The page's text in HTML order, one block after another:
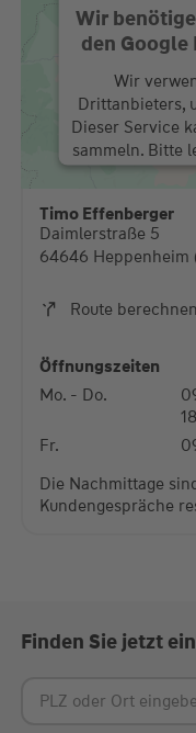
Wir
den Google
Wir
Drittanbieters,
Dieser Service
sammeln. Bitte
stimmen Sie
Timo Effenberger
Daimlerstraße 5
64646 Heppenheim
Route berechnen
Öffnungszeiten
Mo. - Do.
Fr.
Die Nachmittage
Kundengespräche
Finden Sie jetzt